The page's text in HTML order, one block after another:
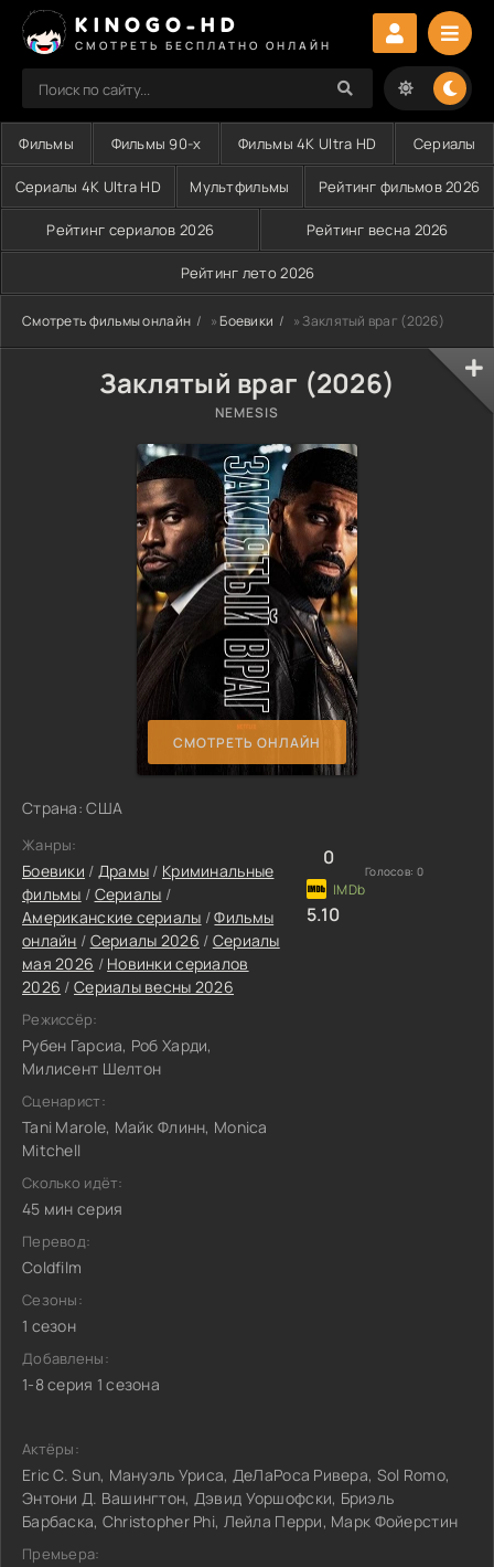
KINOGO-HD
СМОТРЕТЬ БЕСПЛАТНО ОНЛАЙН
Фильмы Фильмы 90-х Фильмы 4K Ultra HD Сериалы
Сериалы 4K Ultra HD Мультфильмы Рейтинг фильмов 2026
Рейтинг сериалов 2026 Рейтинг весна 2026
Рейтинг лето 2026
Смотреть фильмы онлайн »Боевики » Заклятый враг (2026)
Заклятый враг (2026)
NEMESIS
СМОТРЕТЬ ОНЛАЙН
Страна: США
Жанры:
Боевики / Драмы / Криминальные
фильмы / Сериалы /
Американские сериалы /Фильмы
онлайн / Сериалы 2026 / Сериалы
мая 2026 / Новинки сериалов
2026 / Сериалы весны 2026
Режиссёр:
Рубен Гарсиа, Роб Харди,
Милисент Шелтон
Сценарист:
Tani Marole, Майк Флинн, Monica
Mitchell
Сколько идёт:
45 мин серия
Перевод:
Coldfilm
Сезоны:
1 сезон
Добавлены:
1-8 серия 1 сезона
0
Голосов: 0
5.10
Актёры:
Eric C. Sun, Мануэль Уриса, ДеЛаРоса Ривера, Sol Romo,
Энтони Д. Вашингтон, Дэвид Уоршофски, Бриэль
Барбаска, Christopher Phi, Лейла Перри, Марк Фойерстин
Премьера: